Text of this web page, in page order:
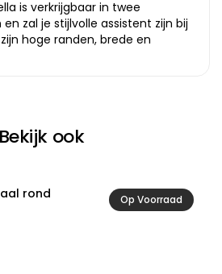
is verkrijgbaar in twee
zal je stijlvolle assistent zijn bij
hoge randen, brede en
Bekijk ook
Op Voorraad
rond